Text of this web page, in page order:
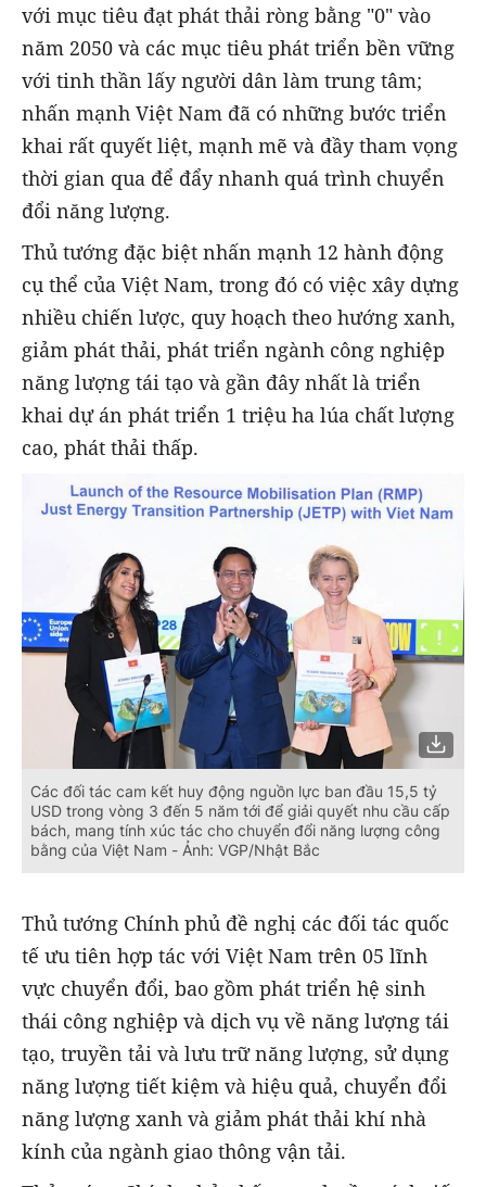
với mục tiêu đạt phát thải ròng bằng "0" vào
năm 2050 và các mục tiêu phát triển bền vững
với tinh thần lấy người dân làm trung tâm;
nhấn mạnh Việt Nam đã có những bước triển
khai rất quyết liệt, mạnh mẽ và đầy tham vọng
thời gian qua để đẩy nhanh quá trình chuyển
đổi năng lượng.
Thủ tướng đặc biệt nhấn mạnh 12 hành động
cụ thể của Việt Nam, trong đó có việc xây dựng
nhiều chiến lược, quy hoạch theo hướng xanh,
giảm phát thải, phát triển ngành công nghiệp
năng lượng tái tạo và gần đây nhất là triển
khai dự án phát triển 1 triệu ha lúa chất lượng
cao, phát thải thấp.
Các đối tác cam kết huy động nguồn lực ban đầu 15,5 tỷ
USD trong vòng 3 đến 5 năm tới để giải quyết nhu cầu cấp
bách, mang tính xúc tác cho chuyển đổi năng lượng công
bằng của Việt Nam - Ảnh: VGP/Nhật Bắc
Thủ tướng Chính phủ đề nghị các đối tác quốc
tế ưu tiên hợp tác với Việt Nam trên 05 lĩnh
vực chuyển đổi, bao gồm phát triển hệ sinh
thái công nghiệp và dịch vụ về năng lượng tái
tạo, truyền tải và lưu trữ năng lượng, sử dụng
năng lượng tiết kiệm và hiệu quả, chuyển đổi
năng lượng xanh và giảm phát thải khí nhà
kính của ngành giao thông vận tải.